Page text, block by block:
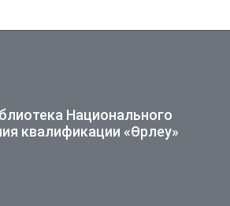
Национального
квалификации «Өрлеу»